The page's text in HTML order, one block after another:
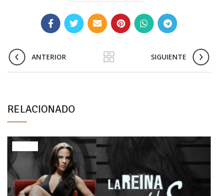
ANTERIOR SIGUIENTE
RELACIONADO